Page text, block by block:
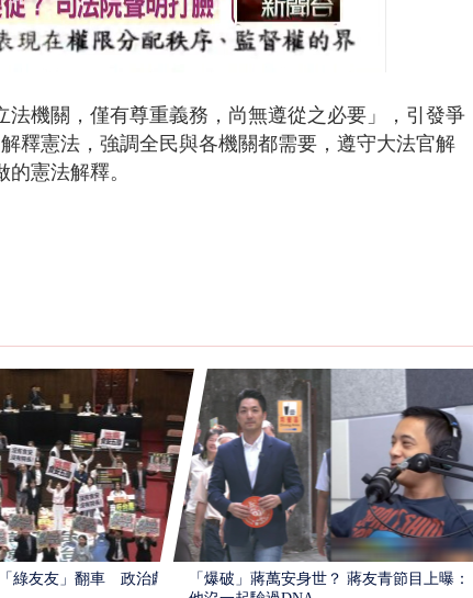
機關，僅有尊重義務，尚無遵從之必要」，引發爭
釋憲法，強調全民與各機關都需要，遵守大法官解
憲法解釋。
綠友友」翻車 政治獻
「爆破」蔣萬安身世？ 蔣友青節目上曝：